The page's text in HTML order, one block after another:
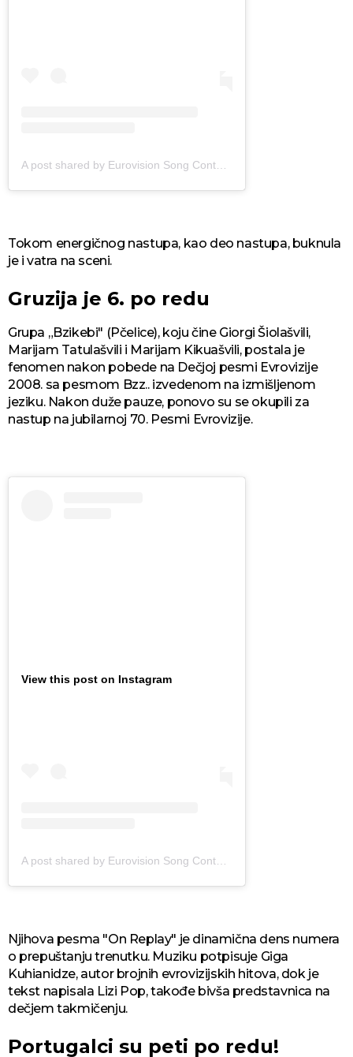
A post shared by Eurovision Song Contest (@eurovision)
Tokom energičnog nastupa, kao deo nastupa, buknula
je i vatra na sceni.
Gruzija je 6. po redu
Grupa „Bzikebi" (Pčelice), koju čine Giorgi Šiolašvili,
Marijam Tatulašvili i Marijam Kikuašvili, postala je
fenomen nakon pobede na Dečjoj pesmi Evrovizije
2008. sa pesmom Bzz.. izvedenom na izmišljenom
jeziku. Nakon duže pauze, ponovo su se okupili za
nastup na jubilarnoj 70. Pesmi Evrovizije.
View this post on Instagram
Njihova pesma "On Replay" je dinamična dens numera
o prepuštanju trenutku. Muziku potpisuje Giga
Kuhianidze, autor brojnih evrovizijskih hitova, dok je
tekst napisala Lizi Pop, takođe bivša predstavnica na
dečjem takmičenju.
Portugalci su peti po redu!